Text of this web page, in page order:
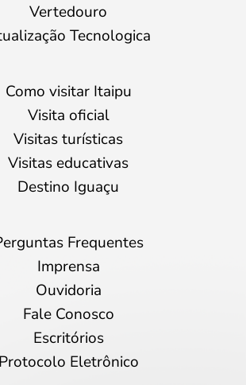
Vertedouro
Tecnologica
Como visitar Itaipu
Visita oficial
Visitas turísticas
Visitas educativas
Destino Iguaçu
Frequentes
Imprensa
Ouvidoria
Fale Conosco
Escritórios
Protocolo Eletrônico